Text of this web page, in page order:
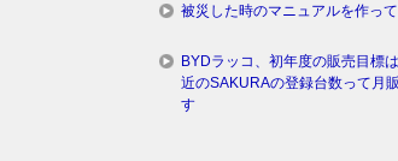
被災した時のマニュアルを作っ
BYDラッコ、初年度の販売目標
近のSAKURAの登録台数って月
す